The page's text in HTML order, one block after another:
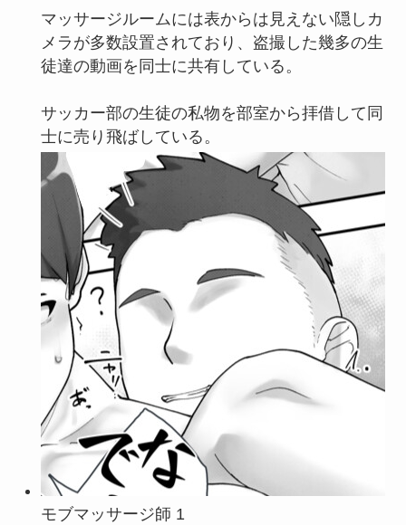
マッサージルームには表からは見えない隠しカ
メラが多数設置されており、盗撮した幾多の生
徒達の動画を同士に共有している。
サッカー部の生徒の私物を部室から拝借して同
士に売り飛ばしている。
モブマッサージ師 1